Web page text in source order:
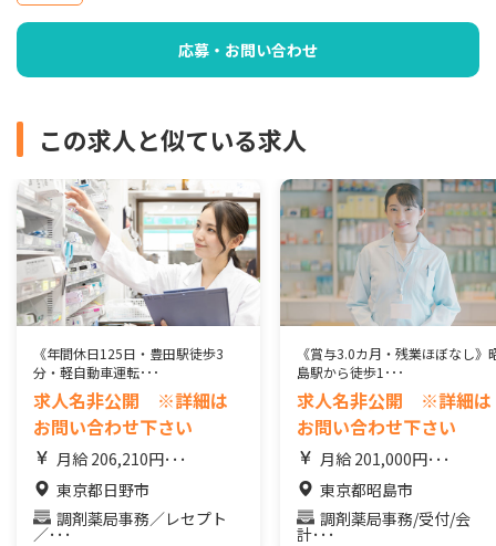
応募・お問い合わせ
この求人と似ている求人
《年間休日125日・豊田駅徒歩3
分・軽自動車運転･･･
求人名非公開 ※詳細は
お問い合わせ下さい
月給 206,210円･･･
東京都日野市
調剤薬局事務／レセプト
／･･･
《賞与3.0カ月・残業ほぼなし》
島駅から徒歩1･･･
求人名非公開 ※詳細は
お問い合わせ下さい
月給 201,000円･･･
東京都昭島市
調剤薬局事務/受付/会
計･･･